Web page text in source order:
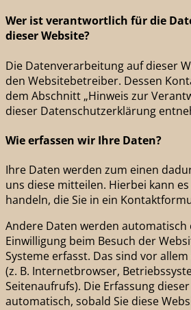
Wer ist verantwortlich für die
dieser Website?
Die Datenverarbeitung auf dieser
den Websitebetreiber. Dessen
dem Abschnitt „Hinweis zur
dieser Datenschutzerklärung
Wie erfassen wir Ihre Daten?
Ihre Daten werden zum einen
uns diese mitteilen. Hierbei kann
handeln, die Sie in ein
Andere Daten werden
Einwilligung beim Besuch der
Systeme erfasst. Das sind vor
(z. B. Internetbrowser,
Seitenaufrufs). Die Erfassung
automatisch, sobald Sie diese